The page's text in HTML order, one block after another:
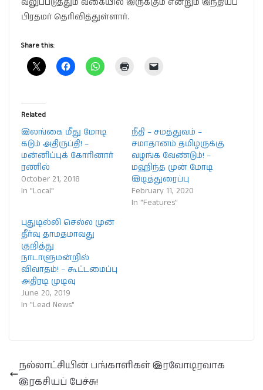
பிரதமர் தெரிவித்துள்ளார்.
Share this:
Related
இலங்கை மீது மோடி
கடும் அதிருப்தி! –
மன்னிப்புக் கோரினார்
ரணில்
October 21, 2018
In "Local"
நீதி – சமத்துவம் –
சமாதானம் தமிழருக்கு
வழங்க வேண்டும்! –
மஹிந்த முன் மோடி
இடித்துரைப்பு
February 11, 2020
In "Features"
புதுடில்லி செல்ல முன்
தீர்வு தாமதமாவது
குறித்து
நாடாளுமன்றில்
விவாதம்! – கூட்டமைப்பு
அதிரடி முடிவு
June 20, 2019
In "Lead News"
நல்லாட்சியின் பங்காளிகள் இரவோடிரவாக
இரகசியப் பேச்சு!